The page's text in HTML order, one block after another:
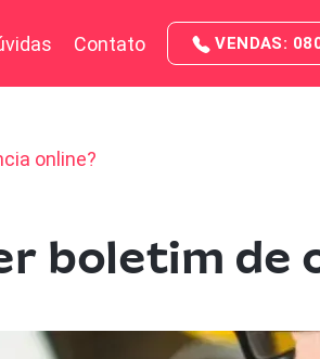
Contato VENDAS:
online?
boletim de